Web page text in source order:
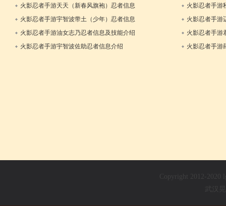
火影忍者手游天天（新春风旗袍）忍者信息
介绍
火影忍者手游宇智波带土（少年）忍者信息
介绍
火影忍者手游油女志乃忍者信息及技能介绍
火影忍者手游宇智波佐助忍者信息介绍
介绍
火影忍者手游
火影忍者手游
火影忍者手游
火影忍者手游
Copyright 2012-2020